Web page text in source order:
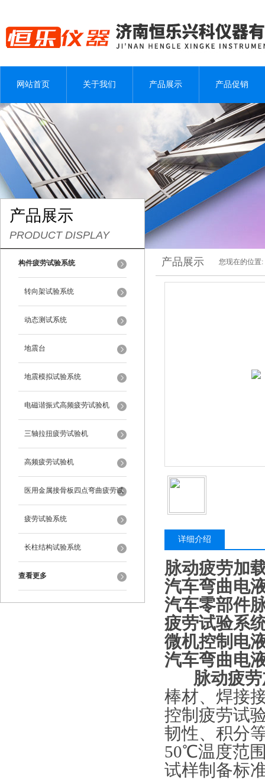
网站首页 关于我们 产品展示 产品促销
产品展示
PRODUCT DISPLAY
构件疲劳试验系统
转向架试验系统
动态测试系统
地震台
地震模拟试验系统
电磁谐振式高频疲劳试验机
三轴拉扭疲劳试验机
高频疲劳试验机
医用金属接骨板四点弯曲疲劳试
验机
疲劳试验系统
长柱结构试验系统
查看更多
产品展示 您现在的位置:
详细介绍
脉动疲劳加
汽车弯曲电
汽车零部件
疲劳试验系
微机控制电
汽车弯曲电
脉动疲
棒材、焊接
控制疲劳试
韧性、积分
50℃温度范
试样制备标